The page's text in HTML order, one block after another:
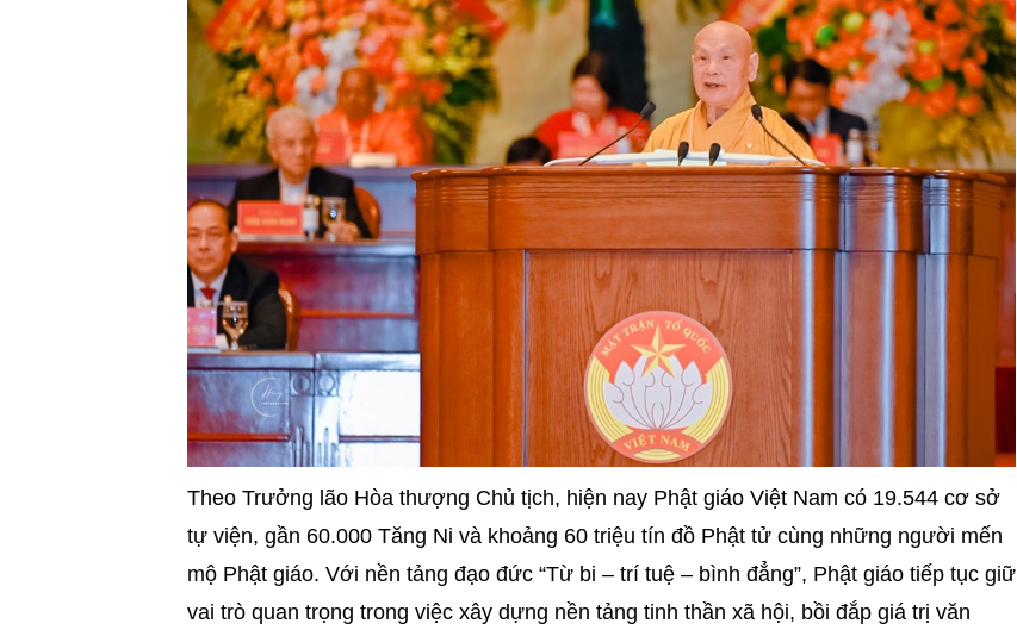
Theo Trưởng lão Hòa thượng Chủ tịch, hiện nay Phật giáo Việt Nam có 19.544 cơ sở
tự viện, gần 60.000 Tăng Ni và khoảng 60 triệu tín đồ Phật tử cùng những người mến
mộ Phật giáo. Với nền tảng đạo đức “Từ bi – trí tuệ – bình đẳng”, Phật giáo tiếp tục giữ
vai trò quan trọng trong việc xây dựng nền tảng tinh thần xã hội, bồi đắp giá trị văn